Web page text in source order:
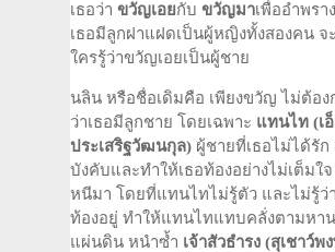
เธอว่า ขวัญเอยกับ ขวัญมาเพื่ออำพร
เธอมีลูกฝาแฝดเป็นผู้หญิงทั้งสองคน จ
ใครรู้ว่าขวัญเอยเป็นผู้ชาย
นลิน หรือชื่อเดิมคือ เพียงขวัญ ไม่ต้อง
ว่าเธอมีลูกชาย โดยเฉพาะ แทนไท (เ
ประเสริฐวัฒนกุล) ผู้ชายที่เธอไม่ได้รัก
บังคับและทำให้เธอท้องอย่างไม่เต็มใ
หนีมา โดยที่แทนไทไม่รู้ตัว และไม่รู้ว่า
ท้องอยู่ ทำให้แทนไทแทบคลั่งตามหา
แผ่นดิน หนำซ้ำ เจ้าสัวธำรง (สุเชาว์พ